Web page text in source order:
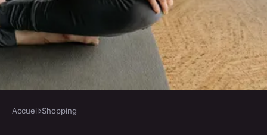
SHOPPING
Accueil›Shopping